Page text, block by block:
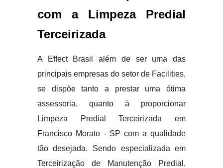
com a Limpeza Predial
Terceirizada
A Effect Brasil além de ser uma das
principais empresas do setor de Facilities,
se dispõe tanto a prestar uma ótima
assessoria, quanto à proporcionar
Limpeza Predial Terceirizada em
Francisco Morato - SP com a qualidade
tão desejada. Sendo especializada em
Terceirização de Manutenção Predial,